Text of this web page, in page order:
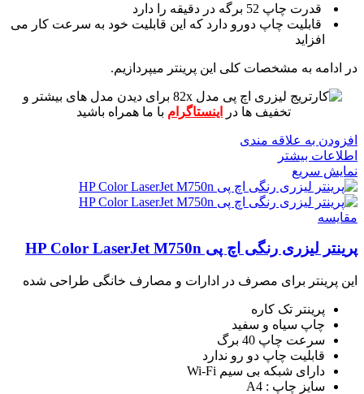
قدرت چاپ 52 برگه در دقیقه را دارد
قابلیت چاپ دورو دارد که این قابلیت خود به سرعت کار می
افزاید
در ادامه به مشخصات کلی این پرینتر میپردازیم.
برای دیدن مدل های بیشتر و
تخفیف ها در
اینستاگرام با ما همراه باشید
افزودن به علاقه مندی
اطلاعات بیشتر
نمایش سریع
مقايسه
پرینتر لیزری رنگی اچ پی HP Color LaserJet M750n
این پرینتر برای مصرف در ادارات و مصارف خانگی طراحی شده
پرینتر تک کاره
چاپ سیاه و سفید
سرعت چاپ 40 برگ
قابلیت چاپ دو رو ندارد
دارای شبکه بی سیم Wi-Fi
سایز چاپ : A4